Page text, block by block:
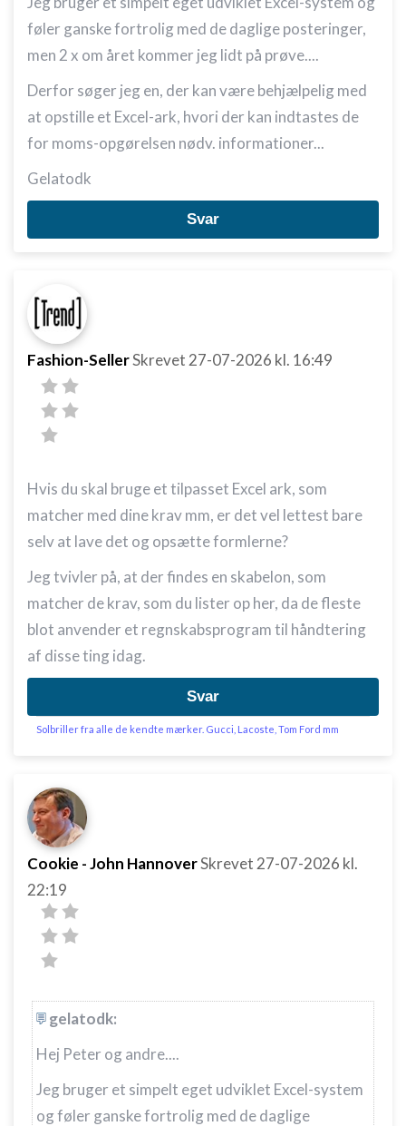
føler ganske fortrolig med de daglige posteringer,
men 2 x om året kommer jeg lidt på prøve....
Derfor søger jeg en, der kan være behjælpelig med
at opstille et Excel-ark, hvori der kan indtastes de
for moms-opgørelsen nødv. informationer...
Gelatodk
Svar
Fashion-SellerSkrevet 27-07-2026 kl. 16:49
Hvis du skal bruge et tilpasset Excel ark, som
matcher med dine krav mm, er det vel lettest bare
selv at lave det og opsætte formlerne?
Jeg tvivler på, at der findes en skabelon, som
matcher de krav, som du lister op her, da de fleste
blot anvender et regnskabsprogram til håndtering
af disse ting idag.
Svar
Solbriller fra alle de kendte mærker. Gucci, Lacoste, Tom Ford mm
Cookie - John HannoverSkrevet 27-07-2026 kl.
22:19
gelatodk:
Hej Peter og andre....
Jeg bruger et simpelt eget udviklet Excel-system
og føler ganske fortrolig med de daglige